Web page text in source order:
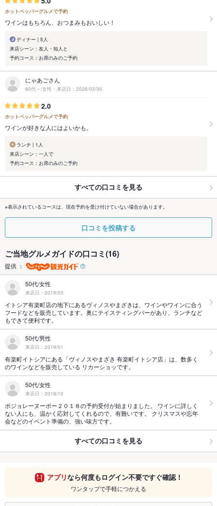
ホットペッパーグルメで予約
ワインはもちろん、おつまみもおいしい！
ディナー | 5人
来店シーン：友人・知人と
予約コース：お席のみのご予約
にゃあごさん
60代～/女性・来店日：2026/03/30
2.0
ホットペッパーグルメで予約
ワインが好きな人にはよいかも。
ランチ | 1人
来店シーン：一人で
予約コース：お席のみのご予約
すべての口コミを見る
※表示されているコースは、現在予約を受け付けていない場合があります。
口コミを投稿する
ご当地グルメガイドの口コミ(16)
提供 ：
50代/女性
来店日：2019/03
イトシア有楽町店の地下にあるヴィノスやまざきは、ワインやワインに合う
フードなどを販売しています。奥にテイスティングバーがあり、ランチなど
もできて便利です。
50代/男性
来店日：2019/01
有楽町イトシアにある「ヴィノスやまざき 有楽町イトシア店」は、数多く
のワインなどを販売している リカーショッです。
50代/女性
来店日：2018/10
ボジョレーヌーボー２０１８の予約受付が始まりました。 ワインに詳しく
ない人にも、温かく応対してくれるので、有難いです。 クリスマスや忘年
会などのイベント準備の、強い味方です。
すべての口コミを見る
アプリなら何度もログイン不要ですぐ確認！
ワンタップで手軽につかえる